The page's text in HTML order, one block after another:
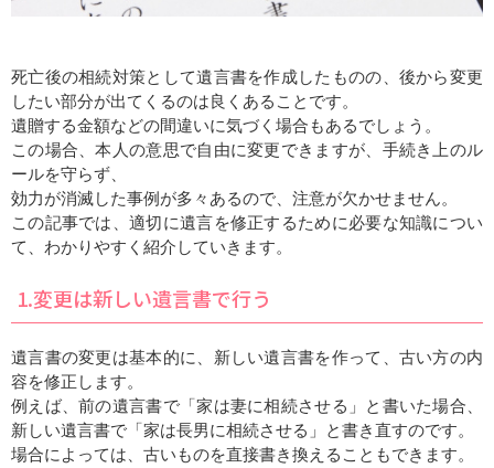
死亡後の相続対策として遺言書を作成したものの、後から変更
したい部分が出てくるのは良くあることです。
遺贈する金額などの間違いに気づく場合もあるでしょう。
この場合、本人の意思で自由に変更できますが、手続き上のル
ールを守らず、
効力が消滅した事例が多々あるので、注意が欠かせません。
この記事では、適切に遺言を修正するために必要な知識につい
て、わかりやすく紹介していきます。
1.変更は新しい遺言書で行う
遺言書の変更は基本的に、新しい遺言書を作って、古い方の内
容を修正します。
例えば、前の遺言書で「家は妻に相続させる」と書いた場合、
新しい遺言書で「家は長男に相続させる」と書き直すのです。
場合によっては、古いものを直接書き換えることもできます。